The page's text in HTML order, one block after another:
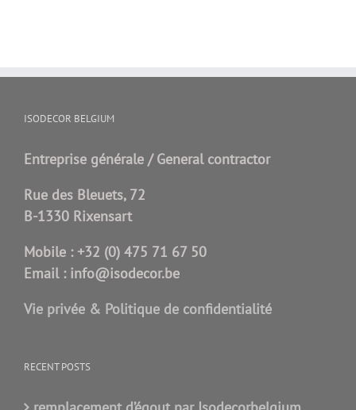
ISODECOR BELGIUM
Entreprise générale / General contractor
Rue des Bleuets, 72
B-1330 Rixensart
Mobile :+32 (0) 475 71 67 50
Email :info@isodecor.be
Vie privée & Politique de confidentialité
RECENT POSTS